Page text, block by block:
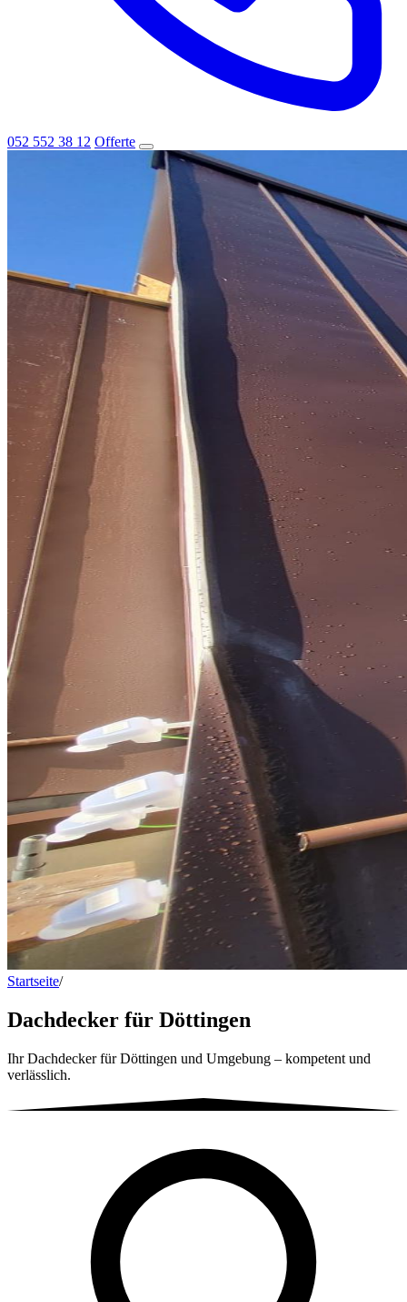
052 552 38 12 Offerte
Startseite/Dachdecker für Döttingen
Dachdecker für Döttingen
Ihr Dachdecker für Döttingen und Umgebung – kompetent und
verlässlich.